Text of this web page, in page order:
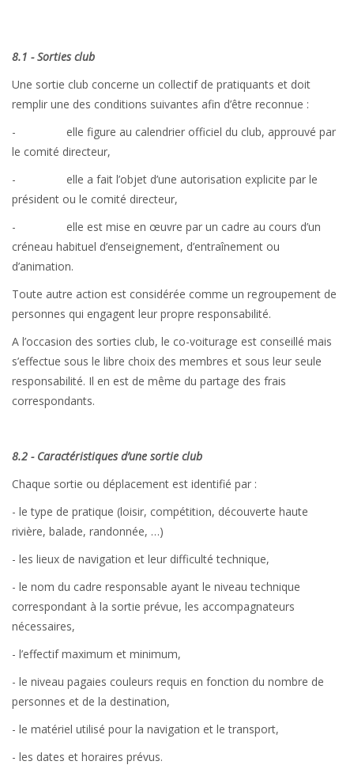
8.1 - Sorties club
Une sortie club concerne un collectif de pratiquants et doit
remplir une des conditions suivantes afin d’être reconnue :
- elle figure au calendrier officiel du club, approuvé par
le comité directeur,
- elle a fait l’objet d’une autorisation explicite par le
président ou le comité directeur,
- elle est mise en œuvre par un cadre au cours d’un
créneau habituel d’enseignement, d’entraînement ou
d’animation.
Toute autre action est considérée comme un regroupement de
personnes qui engagent leur propre responsabilité.
A l’occasion des sorties club, le co-voiturage est conseillé mais
s’effectue sous le libre choix des membres et sous leur seule
responsabilité. Il en est de même du partage des frais
correspondants.
8.2 - Caractéristiques d’une sortie club
Chaque sortie ou déplacement est identifié par :
- le type de pratique (loisir, compétition, découverte haute
rivière, balade, randonnée, …)
- les lieux de navigation et leur difficulté technique,
- le nom du cadre responsable ayant le niveau technique
correspondant à la sortie prévue, les accompagnateurs
nécessaires,
- l’effectif maximum et minimum,
- le niveau pagaies couleurs requis en fonction du nombre de
personnes et de la destination,
- le matériel utilisé pour la navigation et le transport,
- les dates et horaires prévus.